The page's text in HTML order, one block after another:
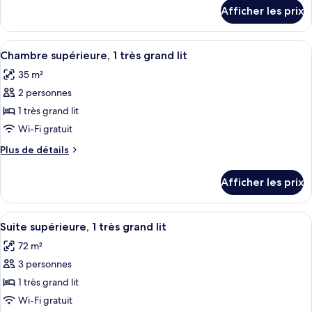
Chambre
supérieure,
1
lit
double
Chambre
supérieure,
1
double
Afficher les prix
Afficher
toutes
les
photos
pour
ce
type
de
Chambre
supérieure,
1
très
grand
lit
Une chambre d’hôtel avec un
4
Chambre supérieure, 1 très grand lit
35 m²
2 personnes
1 très grand lit
Wi-Fi gratuit
Plus de détails
Plus
Chambre
supérieure,
1
grand
lit
Afficher les prix
Afficher
toutes
les
photos
pour
ce
Un salon moderne avec un canapé
5
Suite supérieure, 1 très grand lit
72 m²
3 personnes
1 très grand lit
Wi-Fi gratuit